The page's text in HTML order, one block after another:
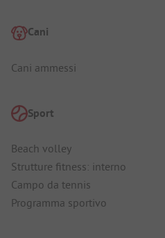
Cani
Cani ammessi
Sport
Beach volley
Strutture fitness: interno
Campo da tennis
Programma sportivo